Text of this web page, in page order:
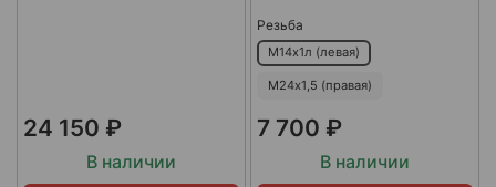
24 150 ₽
В наличии
Резьба
М14х1л (левая)
М24х1,5 (правая)
7 700 ₽
В наличии